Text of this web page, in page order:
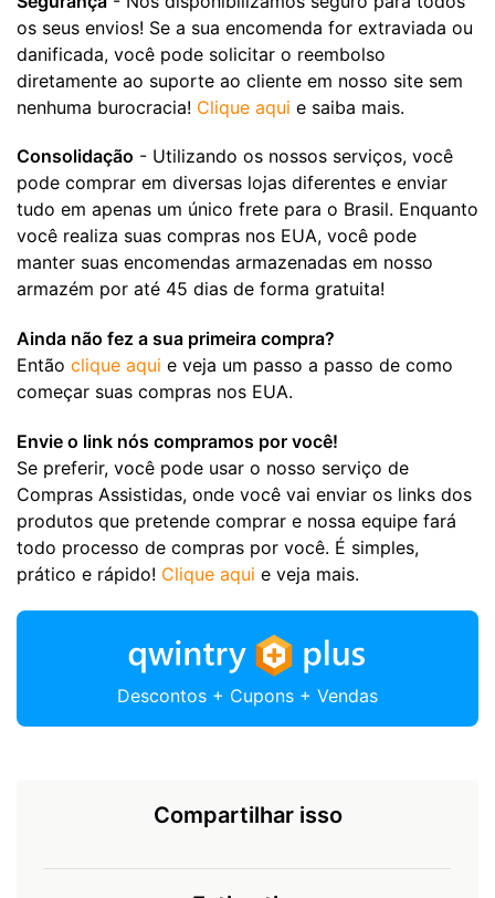
os seus envios! Se a sua encomenda for extraviada ou
danificada, você pode solicitar o reembolso
diretamente ao suporte ao cliente em nosso site sem
nenhuma burocracia! Clique aqui e saiba mais.
Consolidação - Utilizando os nossos serviços, você
pode comprar em diversas lojas diferentes e enviar
tudo em apenas um único frete para o Brasil. Enquanto
você realiza suas compras nos EUA, você pode
manter suas encomendas armazenadas em nosso
armazém por até 45 dias de forma gratuita!
Ainda não fez a sua primeira compra?
Então clique aqui e veja um passo a passo de como
começar suas compras nos EUA.
Envie o link nós compramos por você!
Se preferir, você pode usar o nosso serviço de
Compras Assistidas, onde você vai enviar os links dos
produtos que pretende comprar e nossa equipe fará
todo processo de compras por você. É simples,
prático e rápido! Clique aqui e veja mais.
Descontos + Cupons + Vendas
Compartilhar isso